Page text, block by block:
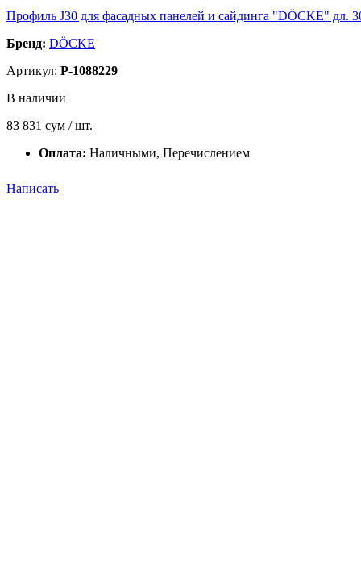
Профиль J30 для фасадных панелей и сайдинга "DÖCKE" дл.
Бренд: DÖCKE
Артикул: P-1088229
В наличии
83 831 сум / шт.
Оплата: Наличными, Перечислением
Написать